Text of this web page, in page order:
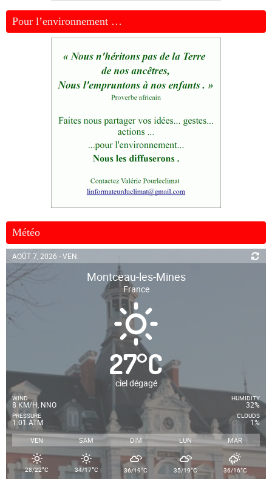
Pour l’environnement …
Météo
AOÛT 7, 2026 - VEN.
Montceau-les-Mines
France
27°C
ciel dégagé
WIND
8 KM/H, NNO
PRESSURE
1.01 ATM
HUMIDITY
32%
CLOUDS
1%
VEN SAM DIM LUN MAR
28/22°C 34/17°C 36/19°C 35/19°C 36/16°C